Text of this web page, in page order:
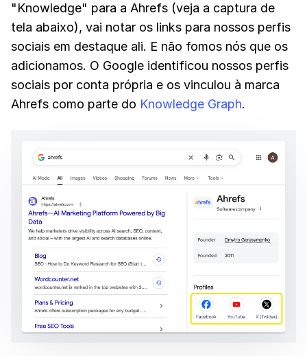
"Knowledge" para a Ahrefs (veja a captura de
tela abaixo), vai notar os links para nossos perfis
sociais em destaque ali. E não fomos nós que os
adicionamos. O Google identificou nossos perfis
sociais por conta própria e os vinculou à marca
Ahrefs como parte do Knowledge Graph.